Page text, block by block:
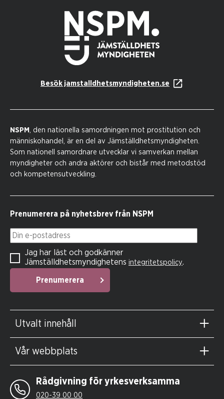
Besök jamstalldhetsmyndigheten.se
NSPM , den nationella samordningen mot prostitution och
människohandel, är en del av Jämställdhetsmyndigheten.
Som nationell samordnare utvecklar vi samverkan mellan
myndigheter och andra aktörer och bistår med metodstöd
och kompetensutveckling.
Prenumerera på nyhetsbrev från NSPM
Din e-postadress
Prenumerera
Jag har läst och godkänner
Jämställdhetsmyndighetens integritetspolicy.
Utvalt innehåll
Vår webbplats
Rådgivning för yrkesverksamma
020-39 00 00